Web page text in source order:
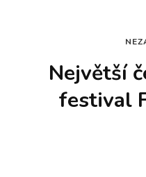
Největší
festival